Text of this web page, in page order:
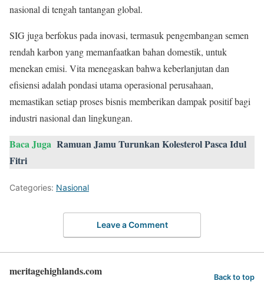
nasional di tengah tantangan global.
SIG juga berfokus pada inovasi, termasuk pengembangan semen
rendah karbon yang memanfaatkan bahan domestik, untuk
menekan emisi. Vita menegaskan bahwa keberlanjutan dan
efisiensi adalah pondasi utama operasional perusahaan,
memastikan setiap proses bisnis memberikan dampak positif bagi
industri nasional dan lingkungan.
Baca Juga Ramuan Jamu Turunkan Kolesterol Pasca Idul
Fitri
Categories: Nasional
Leave a Comment
meritagehighlands.com Back to top